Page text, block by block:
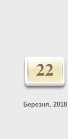
22
Березня, 2018